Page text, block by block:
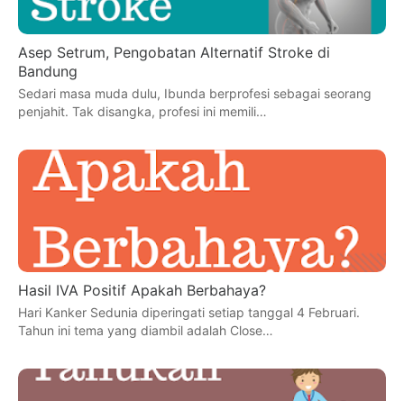
Asep Setrum, Pengobatan Alternatif Stroke di
Bandung
Sedari masa muda dulu, Ibunda berprofesi sebagai seorang
penjahit. Tak disangka, profesi ini memili…
Hasil IVA Positif Apakah Berbahaya?
Hari Kanker Sedunia diperingati setiap tanggal 4 Februari.
Tahun ini tema yang diambil adalah Close…